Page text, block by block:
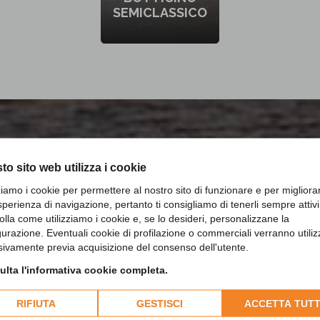
sito web utilizza i cookie
i cookie per permettere al nostro sito di funzionare e per
di navigazione, pertanto ti consigliamo di tenerli sempre attivi.
come utilizziamo i cookie e, se lo desideri, personalizzane la
Eventuali cookie di profilazione o commerciali verranno
previa acquisizione del consenso dell'utente.
l'informativa cookie completa.
RIFIUTA GESTISCI ACCETTA
SEMICLASSICO
IL TUO PREVENTIVO
CONTATTACI SUBITO